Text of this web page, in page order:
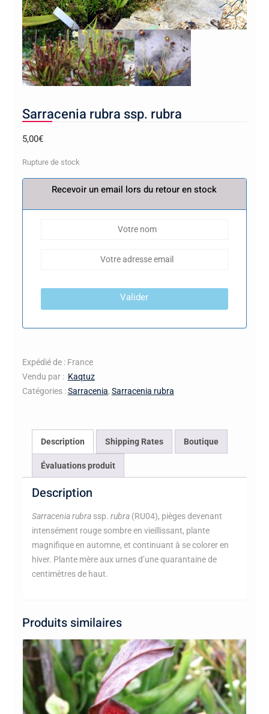
Sarracenia rubra ssp. rubra
5,00€
Rupture de stock
Recevoir un email lors du retour en stock
Valider
Expédié de : France
Vendu par : Kaqtuz
Catégories :Sarracenia, Sarracenia rubra
Description Shipping Rates Boutique
Évaluations produit
Description
Sarracenia rubra ssp. rubra (RU04), pièges devenant
intensément rouge sombre en vieillissant, plante
magnifique en automne, et continuant à se colorer en
hiver. Plante mère aux urnes d’une quarantaine de
centimètres de haut.
Produits similaires